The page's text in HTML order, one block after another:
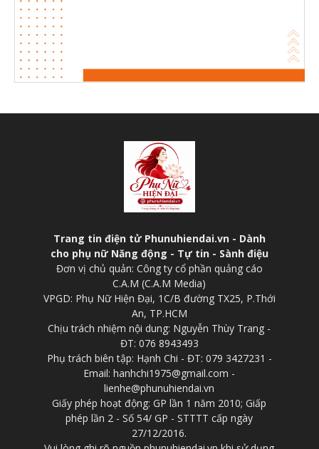
Trang tin điện tử Phunuhiendai.vn - Dành
cho phụ nữ Năng động - Tự tin - Sành điệu
Đơn vị chủ quản: Công ty cổ phần quảng cáo
C.A.M (C.A.M Media)
VPGD: Phụ Nữ Hiện Đại, 1C/B đường TX25, P.Thới
An, TP.HCM
Chịu trách nhiệm nội dung: Nguyễn Thùy Trang -
ĐT: 076 8943493
Phụ trách biên tập: Hạnh Chi - ĐT: 079 3427231 -
Email: hanhchi1975@gmail.com -
lienhe@phunuhiendai.vn
Giấy phép hoạt động: GP lần 1 năm 2010; Giấp
phép lần 2 - Số 54/ GP - STTTT cấp ngày
27/12/2016.